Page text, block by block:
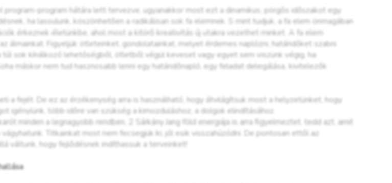
program-program hátára lett tervezve, ugyanakkor most ezt a dinamikus, pörgős időszakot egy
ha lassulunk, köszönhetően a radikálisan sok fa elemnek. S mint tudjuk, a fa elem önmagában
érkeznek életünkbe, ahol most a kitörő kreativitás új utakra vezethet minket. A fa elem
álmainkat. Figyeljük ötleteinket, gondolatainkat, melyet érdemes naplózni, határidőket szabni
túl sok kínálkozó lehetőségből, ötletből végül keveset vagy egyet sem viszünk végig, ha
máskor nem tud hasznosabb lenni egy határidőnapló, egy feladat delegálása, kivitelezők
a fejét. De ez az érzékenység arra is használható, hogy átvilágítsuk most a helyzetünket, hogy
több időre van szükség a kimozduláshoz, a dolgok elindításához.
minden a legnagyobb rendben, 2 Sárkány Jang föld energiája is arra figyelmeztet, tedd azt, amit
Titkainkat most nem fecsegjük ki, jól esik visszahúzódni. De pontosan ettől az
váltunk, hogy fejlődésnek indíthassuk a terveinket!